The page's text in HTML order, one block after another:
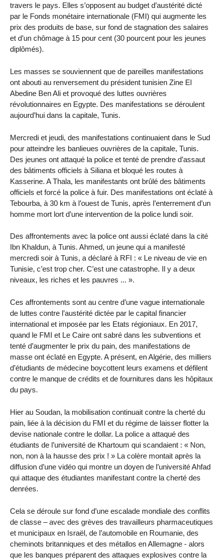
travers le pays. Elles s’opposent au budget d’austérité dicté
par le Fonds monétaire internationale (FMI) qui augmente les
prix des produits de base, sur fond de stagnation des salaires
et d’un chômage à 15 pour cent (30 pourcent pour les jeunes
diplômés).
Les masses se souviennent que de pareilles manifestations
ont abouti au renversement du président tunisien Zine El
Abedine Ben Ali et provoqué des luttes ouvrières
révolutionnaires en Egypte. Des manifestations se déroulent
aujourd’hui dans la capitale, Tunis.
Mercredi et jeudi, des manifestations continuaient dans le Sud
pour atteindre les banlieues ouvrières de la capitale, Tunis.
Des jeunes ont attaqué la police et tenté de prendre d’assaut
des bâtiments officiels à Siliana et bloqué les routes à
Kasserine. A Thala, les manifestants ont brûlé des bâtiments
officiels et forcé la police à fuir. Des manifestations ont éclaté à
Tebourba, à 30 km à l’ouest de Tunis, après l’enterrement d’un
homme mort lort d’une intervention de la police lundi soir.
Des affrontements avec la police ont aussi éclaté dans la cité
Ibn Khaldun, à Tunis. Ahmed, un jeune qui a manifesté
mercredi soir à Tunis, a déclaré à RFI : « Le niveau de vie en
Tunisie, c’est trop cher. C’est une catastrophe. Il y a deux
niveaux, les riches et les pauvres ... ».
Ces affrontements sont au centre d’une vague internationale
de luttes contre l’austérité dictée par le capital financier
international et imposée par les Etats régioniaux. En 2017,
quand le FMI et Le Caire ont sabré dans les subventions et
tenté d’augmenter le prix du pain, des manifestations de
masse ont éclaté en Egypte. A présent, en Algérie, des milliers
d’étudiants de médecine boycottent leurs examens et défilent
contre le manque de crédits et de fournitures dans les hôpitaux
du pays.
Hier au Soudan, la mobilisation continuait contre la cherté du
pain, liée à la décision du FMI et du régime de laisser flotter la
devise nationale contre le dollar. La police a attaqué des
étudiants de l’université de Khartoum qui scandaient : « Non,
non, non à la hausse des prix ! » La colère montait après la
diffusion d’une vidéo qui montre un doyen de l’université Ahfad
qui attaque des étudiantes manifestant contre la cherté des
denrées.
Cela se déroule sur fond d’une escalade mondiale des conflits
de classe – avec des grèves des travailleurs pharmaceutiques
et municipaux en Israël, de l’automobile en Roumanie, des
cheminots britanniques et des métallos en Allemagne - alors
que les banques préparent des attaques explosives contre la